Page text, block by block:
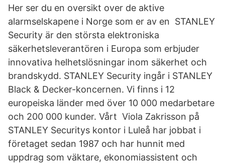
Her ser du en oversikt over de aktive
alarmselskapene i Norge som er av en STANLEY
Security är den största elektroniska
säkerhetsleverantören i Europa som erbjuder
innovativa helhetslösningar inom säkerhet och
brandskydd. STANLEY Security ingår i STANLEY
Black & Decker-koncernen. Vi finns i 12
europeiska länder med över 10 000 medarbetare
och 200 000 kunder. Vårt Viola Zakrisson på
STANLEY Securitys kontor i Luleå har jobbat i
företaget sedan 1987 och har hunnit med
uppdrag som väktare, ekonomiassistent och